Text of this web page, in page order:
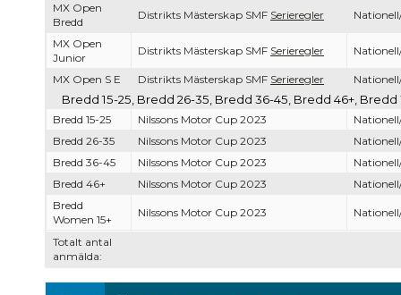
Totalt antal
anmälda:
MX Open
Bredd
Distrikts Mästerskap SMF Serieregler
MX Open
Junior
Distrikts Mästerskap SMF Serieregler
MX Open S E Distrikts Mästerskap SMF Serieregler
Bredd 15-25, Bredd 26-35, Bredd 36-45, Bredd 46+,
Bredd 15-25 Nilssons Motor Cup 2023
Bredd 26-35
Nilssons Motor Cup 2023
Bredd 36-45
Nilssons Motor Cup 2023
Bredd 46+
Nilssons Motor Cup 2023
Bredd
Women 15+
Nilssons Motor Cup 2023